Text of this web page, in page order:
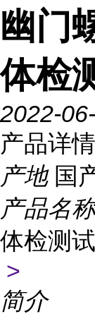
幽门
体检
2022-
产品详情
产地 国
产品名称
体检测
>
简介